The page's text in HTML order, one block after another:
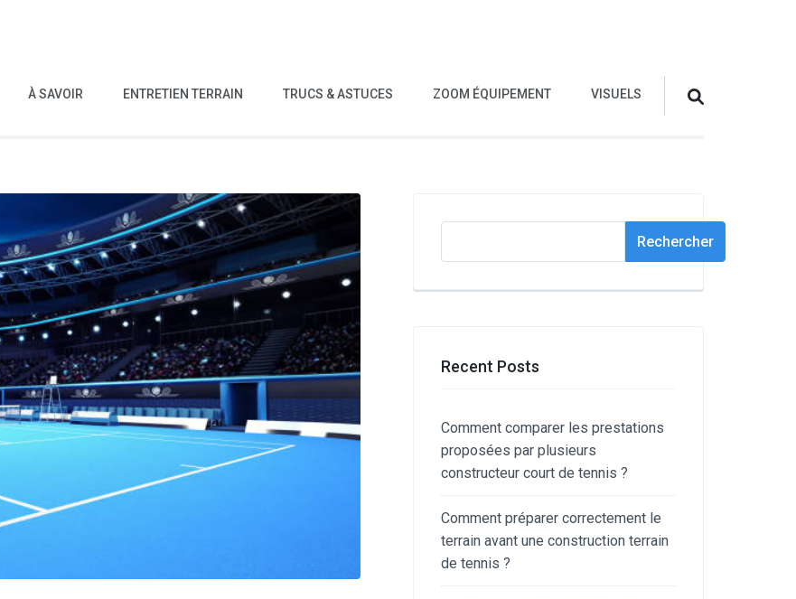
À SAVOIR ENTRETIEN TERRAIN TRUCS & ASTUCES ZOOM ÉQUIPEMENT VISUELS
Rechercher
Recent Posts
Comment comparer les prestations
proposées par plusieurs
constructeur court de tennis ?
Comment préparer correctement le
terrain avant une construction terrain
de tennis ?